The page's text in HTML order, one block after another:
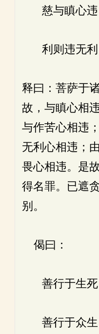
慈与瞋心
利则违无利
释曰：菩萨于
故，与瞋心相
与作苦心相违
无利心相违；
畏心相违。是
得名罪。已遮
别。
偈曰：
善行于生
善行于众